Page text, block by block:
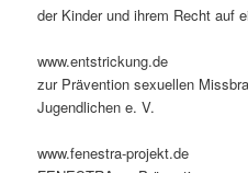
der Kinder und ihrem Recht auf
www.entstrickung.de
zur Prävention sexuellen
Jugendlichen e. V.
www.fenestra-projekt.de